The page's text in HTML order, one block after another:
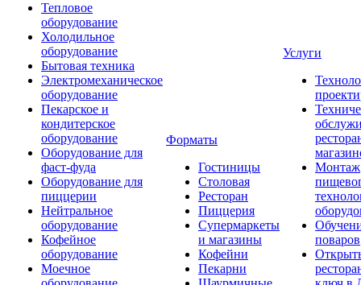
Тепловое
оборудование
Холодильное
оборудование
Бытовая техника
Электромеханическое
оборудование
Пекарское и
кондитерское
оборудование
Оборудование для
фаст-фуда
Оборудование для
пиццерии
Нейтральное
оборудование
Кофейное
оборудование
Моечное
Форматы
Гостиницы
Столовая
Ресторан
Пиццерия
Супермаркеты
и магазины
Кофейни
Пекарни
Услуги
Монтаж
поваров